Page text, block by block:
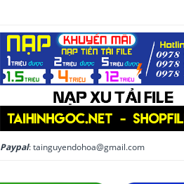
Paypal: tainguyendohoa@gmail.com